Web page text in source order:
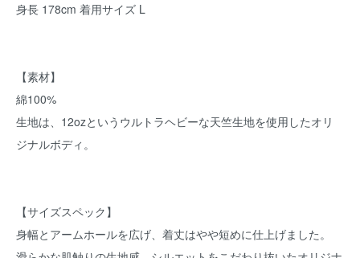
身長 178cm 着用サイズ L
【素材】
綿100%
生地は、12ozというウルトラヘビーな天竺生地を使用したオリ
ジナルボディ。
【サイズスペック】
身幅とアームホールを広げ、着丈はやや短めに仕上げました。